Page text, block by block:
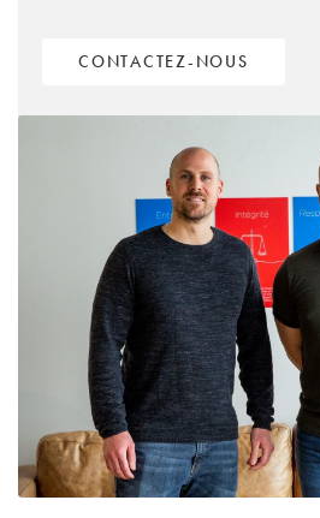
CONTACTEZ-NOUS